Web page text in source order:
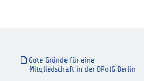
Gute Gründe für eine
Mitgliedschaft in der DPolG Berlin